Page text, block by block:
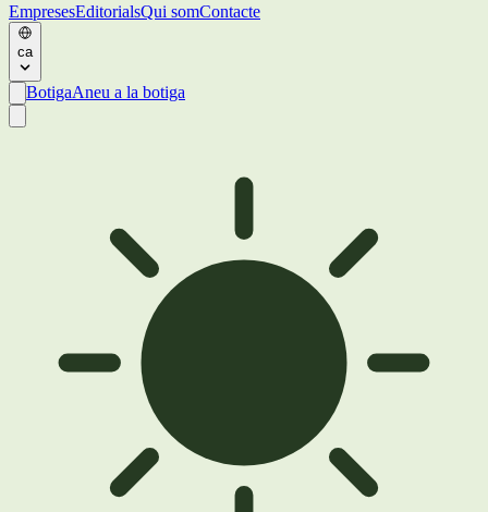
EmpresesEditorialsQui somContacte
ca
BotigaAneu a la botiga